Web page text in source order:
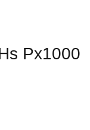
Px1000